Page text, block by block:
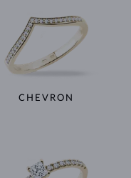
CHEVRON